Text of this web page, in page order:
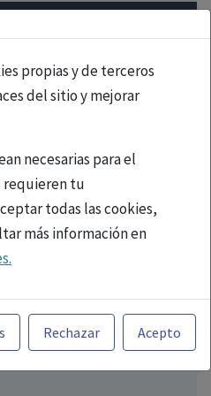
propias y de terceros
del sitio y mejorar
necesarias para el
requieren tu
todas las cookies,
más información en
en la Página Web está
español y, por
sanitarios legalmente
dispensar medicamentos
Rechazar Acepto